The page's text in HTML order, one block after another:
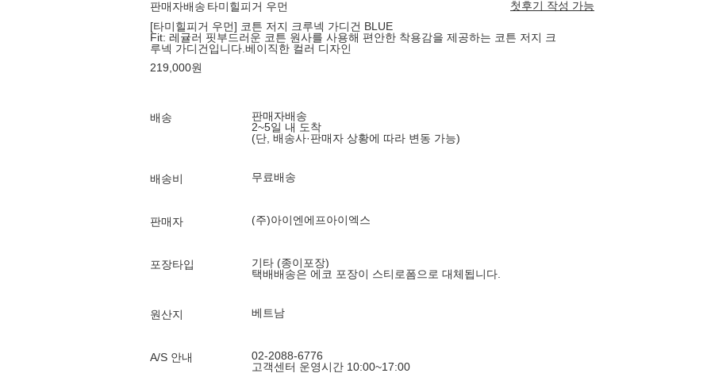
판매자배송 타미힐피거 우먼
첫후기 작성 가능
[타미힐피거 우먼] 코튼 저지 크루넥 가디건 BLUE
Fit: 레귤러 핏부드러운 코튼 원사를 사용해 편안한 착용감을 제공하는 코튼 저지 크
루넥 가디건입니다.베이직한 컬러 디자인
219,000원
배송
판매자배송
2~5일 내 도착
(단, 배송사·판매자 상황에 따라 변동 가능)
배송비 무료배송
판매자 (주)아이엔에프아이엑스
포장타입
기타 (종이포장)
택배배송은 에코 포장이 스티로폼으로 대체됩니다.
원산지 베트남
A/S 안내
02-2088-6776
고객센터 운영시간 10:00~17:00